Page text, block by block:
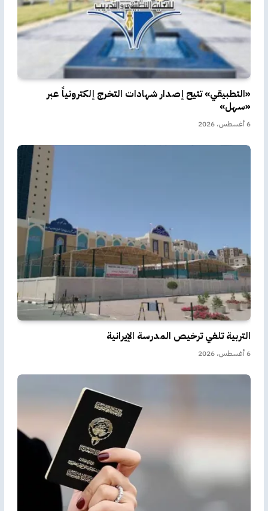
«التطبيقي» تتيح إصدار شهادات التخرج إلكترونياً عبر
«سهل»
6 أغسطس، 2026
التربية تلغي ترخيص المدرسة الإيرانية
6 أغسطس، 2026